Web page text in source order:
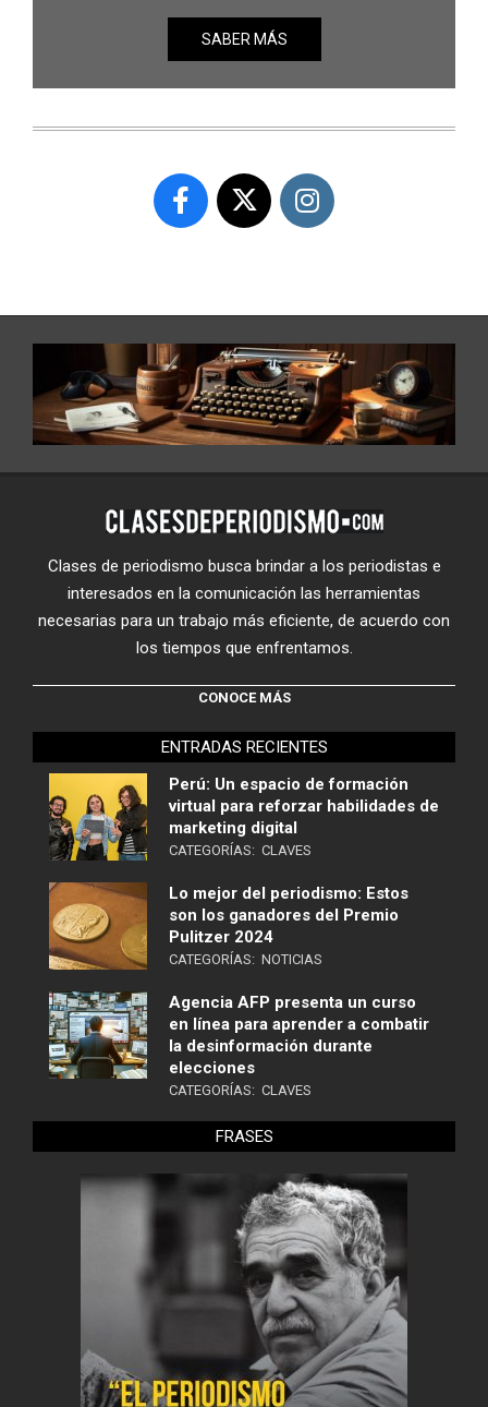
SABER MÁS
Clases de periodismo busca brindar a los periodistas e
interesados en la comunicación las herramientas
necesarias para un trabajo más eficiente, de acuerdo con
los tiempos que enfrentamos.
CONOCE MÁS
ENTRADAS RECIENTES
Perú: Un espacio de formación
virtual para reforzar habilidades de
marketing digital
CATEGORÍAS: CLAVES
Lo mejor del periodismo: Estos
son los ganadores del Premio
Pulitzer 2024
CATEGORÍAS: NOTICIAS
Agencia AFP presenta un curso
en línea para aprender a combatir
la desinformación durante
elecciones
CATEGORÍAS: CLAVES
FRASES